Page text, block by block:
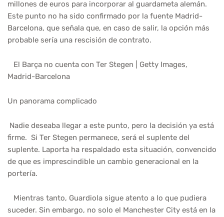
millones de euros para incorporar al guardameta alemán.
Este punto no ha sido confirmado por la fuente Madrid-
Barcelona, que señala que, en caso de salir, la opción más
probable sería una rescisión de contrato.
El Barça no cuenta con Ter Stegen | Getty Images,
Madrid-Barcelona
Un panorama complicado
Nadie deseaba llegar a este punto, pero la decisión ya está
firme. Si Ter Stegen permanece, será el suplente del
suplente. Laporta ha respaldado esta situación, convencido
de que es imprescindible un cambio generacional en la
portería.
Mientras tanto, Guardiola sigue atento a lo que pudiera
suceder. Sin embargo, no solo el Manchester City está en la